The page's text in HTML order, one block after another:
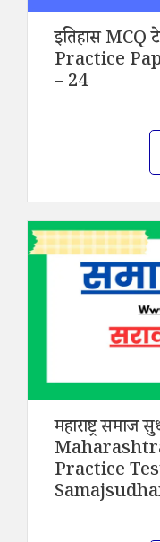
इतिहास MCQ
Practice
– 24
महाराष्ट्र समाज
Practice